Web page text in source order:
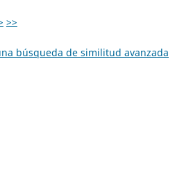
>>
búsqueda de similitud avanzada